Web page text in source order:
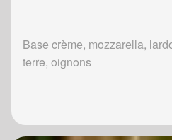
Base crème, mozzarella,
terre, oignons